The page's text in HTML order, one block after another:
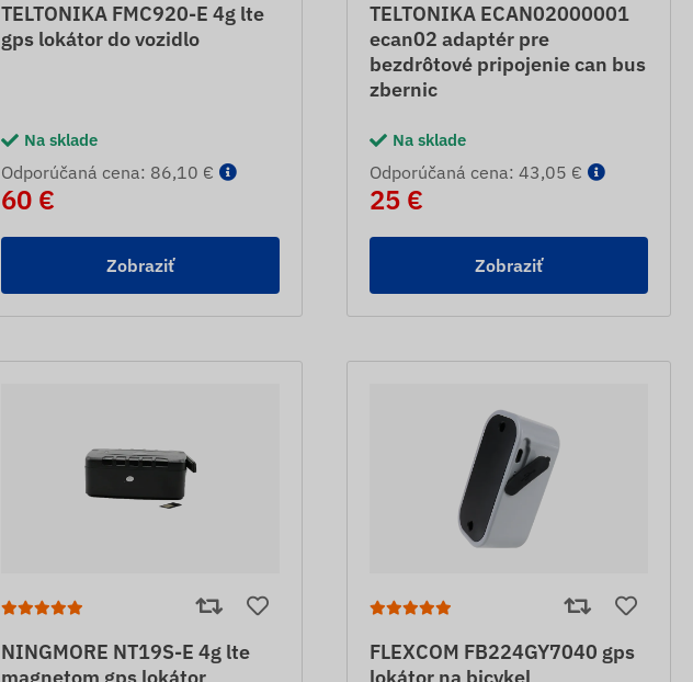
TELTONIKA FMC920-E 4g lte
gps lokátor do vozidlo
Na sklade
Odporúčaná cena: 86,10 €
60 €
Zobraziť
TELTONIKA ECAN02000001
ecan02 adaptér pre
bezdrôtové pripojenie can bus
zbernic
Na sklade
Odporúčaná cena: 43,05 €
25 €
Zobraziť
NINGMORE NT19S-E 4g lte
FLEXCOM FB224GY7040 gps